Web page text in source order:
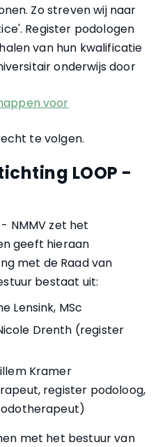
Zo streven wij naar
Register podologen
van hun kwalificatie
onderwijs door
voor
te volgen.
LOOP -
NMMV zet het
geeft hieraan
met de Raad van
bestaat uit:
Lensink, MSc
Drenth (register
Kramer
register podoloog,
met het bestuur van